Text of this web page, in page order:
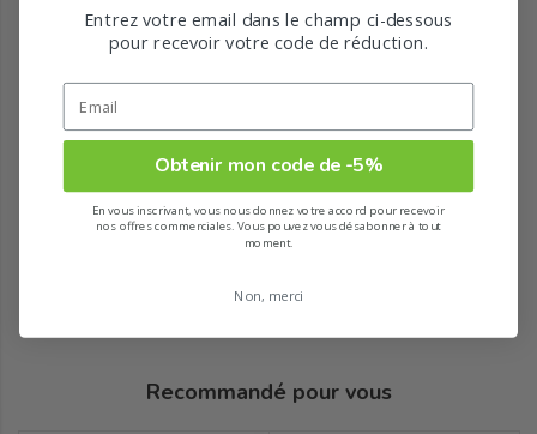
Recommandé pour vous
Entrez votre email dans le champ ci-dessous
pour recevoir votre code de réduction.
Obtenir mon code de -5%
En vous inscrivant, vous nous donnez votre accord pour recevoir
nos offres commerciales. Vous pouvez vous désabonner à tout
moment.
Non, merci